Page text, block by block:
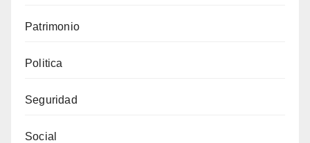
Patrimonio
Politica
Seguridad
Social